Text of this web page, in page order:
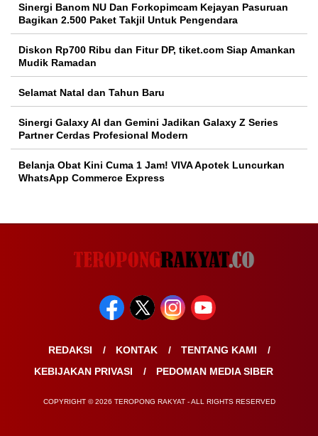
Sinergi Banom NU Dan Forkopimcam Kejayan Pasuruan
Bagikan 2.500 Paket Takjil Untuk Pengendara
Diskon Rp700 Ribu dan Fitur DP, tiket.com Siap Amankan
Mudik Ramadan
Selamat Natal dan Tahun Baru
Sinergi Galaxy AI dan Gemini Jadikan Galaxy Z Series
Partner Cerdas Profesional Modern
Belanja Obat Kini Cuma 1 Jam! VIVA Apotek Luncurkan
WhatsApp Commerce Express
REDAKSI KONTAK
TENTANG KAMI
KEBIJAKAN PRIVASI
PEDOMAN MEDIA SIBER
COPYRIGHT © 2026 TEROPONG RAKYAT - ALL RIGHTS RESERVED